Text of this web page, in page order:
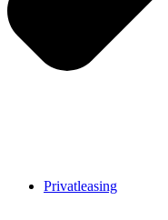
Privatleasing